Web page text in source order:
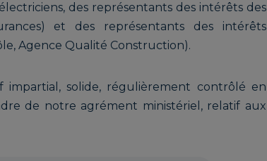
des représentants des intérêts des
et des représentants des intérêts
Agence Qualité Construction).
impartial, solide, régulièrement contrôlé en
de notre agrément ministériel, relatif aux